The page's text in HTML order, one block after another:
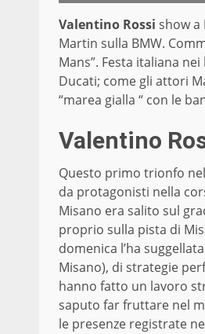
Valentino Rossi show a
Martin sulla BMW.
Mans”. Festa italiana
Ducati; come gli attori
“marea gialla “ con le
Valentino
Questo primo trionfo
da protagonisti nella
Misano era salito sul
proprio sulla pista di
domenica l’ha
Misano), di strategie
hanno fatto un lavoro
saputo far fruttare nel
le presenze registrate